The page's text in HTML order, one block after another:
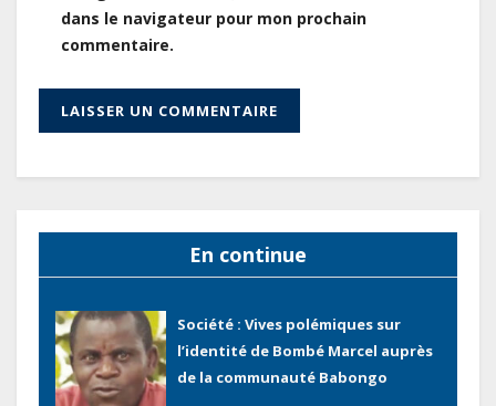
dans le navigateur pour mon prochain
commentaire.
En continue
Sécurité sociale : Le Gabon et le
de la dette absorbent 20 à 30 % des
total pourrait atteindre 80 à 115 %
des recettes budgétaires
(Rapport)
Société : Vives polémiques sur
l’identité de Bombé Marcel auprès
de la communauté Babongo